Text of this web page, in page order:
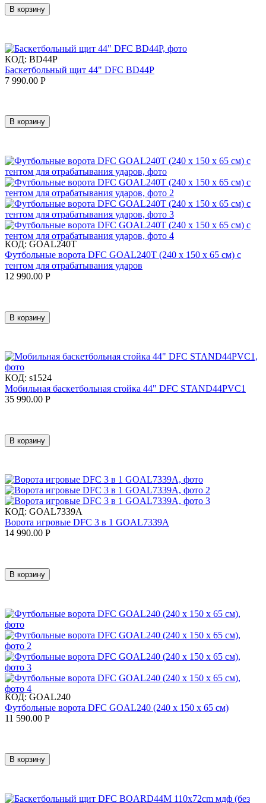
В корзину
КОД: BD44P
Баскетбольный щит 44" DFC BD44P
7 990.00 Р
В корзину
КОД: GOAL240T
Футбольные ворота DFC GOAL240T (240 х 150 х 65 см) с
тентом для отрабатывания ударов
12 990.00 Р
В корзину
КОД: s1524
Мобильная баскетбольная стойка 44" DFC STAND44PVC1
35 990.00 Р
В корзину
КОД: GOAL7339A
Ворота игровые DFC 3 в 1 GOAL7339A
14 990.00 Р
В корзину
КОД: GOAL240
Футбольные ворота DFC GOAL240 (240 х 150 х 65 см)
11 590.00 Р
В корзину